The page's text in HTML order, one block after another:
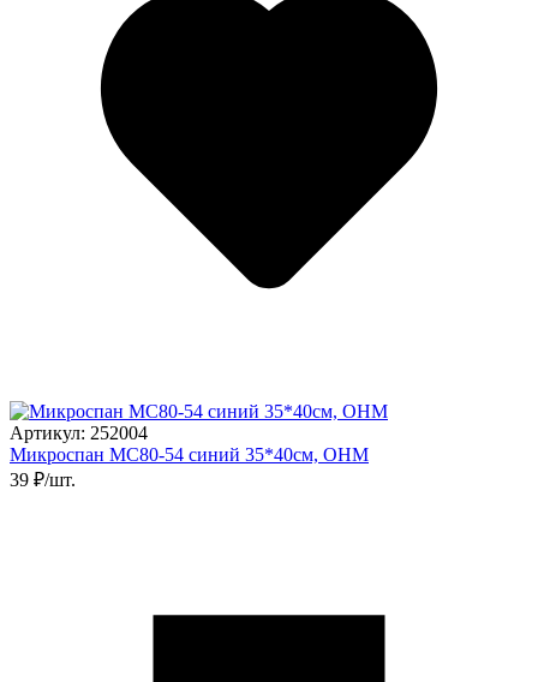
Артикул: 252004
Микроспан MC80-54 синий 35*40см, ОНМ
39 ₽/шт.